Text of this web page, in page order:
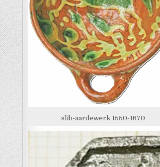
slib-aardewerk 1550-1670